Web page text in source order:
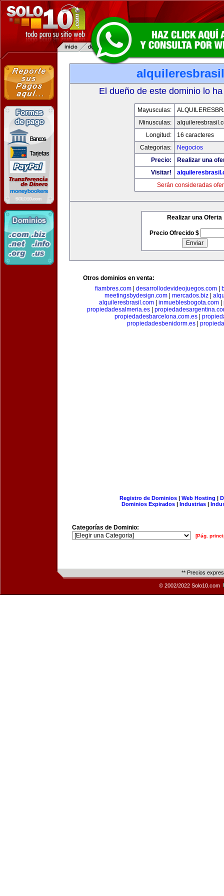
El dueño de este dominio lo
Mayusculas:
Minusculas:
Longitud:
16 caracteres
Categorias:
Negocios
Precio:
Realizar una
Visitar!
Serán consideradas
Realizar una Oferta
Precio Ofrecido $
Otros dominios en venta:
fiambres.com| desarrollodevideojuegos.com|
meetingsbydesign.com| mercados.biz|
alquileresbrasil.com| inmueblesbogota.com|
propiedadesalmeria.es
propiedadesbarcelona.com.es|
propiedadesbenidorm.es|
Registro de Dominios| Web Hosting |
Dominios Expirados | Industrias |
Categorías de Dominio:
[Pág.
** Precios
© 2002/2022 Solo10.com